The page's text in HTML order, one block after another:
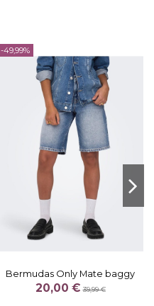
-49,99%
Bermudas Only Mate baggy
20,00 €39,99 €